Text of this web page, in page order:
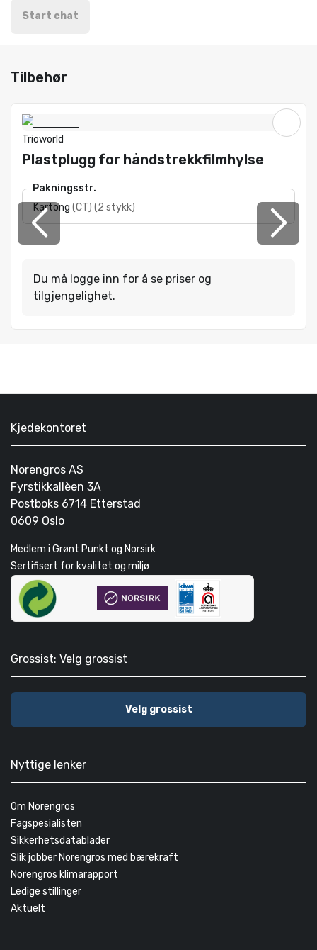
Start chat
Tilbehør
Trioworld
Plastplugg for håndstrekkfilmhylse
Pakningsstr.
Kartong (CT) (2 stykk)
Du må logge inn for å se priser og
tilgjengelighet.
Kjedekontoret
Norengros AS
Fyrstikkallèen 3A
Postboks 6714 Etterstad
0609 Oslo
Medlem i Grønt Punkt og Norsirk
Sertifisert for kvalitet og miljø
Grossist: Velg grossist
Velg grossist
Nyttige lenker
Om Norengros
Fagspesialisten
Sikkerhetsdatablader
Slik jobber Norengros med bærekraft
Norengros klimarapport
Ledige stillinger
Aktuelt